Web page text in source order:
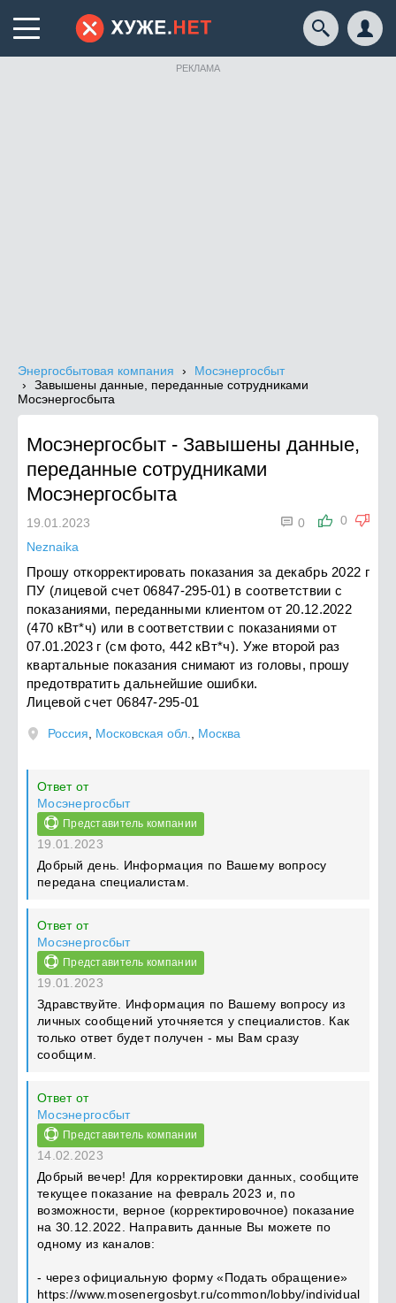
РЕКЛАМА
Энергосбытовая компания
Мосэнергосбыт
Завышены данные, переданные сотрудниками
Мосэнергосбыта
Мосэнергосбыт - Завышены данные,
переданные сотрудниками
Мосэнергосбыта
0
 0
19.01.2023
Neznaika
Прошу откорректировать показания за декабрь 2022 г
ПУ (лицевой счет 06847-295-01) в соответствии с
показаниями, переданными клиентом от 20.12.2022
(470 кВт*ч) или в соответствии с показаниями от
07.01.2023 г (см фото, 442 кВт*ч). Уже второй раз
квартальные показания снимают из головы, прошу
предотвратить дальнейшие ошибки.
Лицевой счет 06847-295-01
Россия Московская обл. Москва
Ответ от
Мосэнергосбыт
Представитель компании
19.01.2023
Добрый день. Информация по Вашему вопросу
передана специалистам.
Ответ от
Мосэнергосбыт
Представитель компании
19.01.2023
Здравствуйте. Информация по Вашему вопросу из
личных сообщений уточняется у специалистов. Как
только ответ будет получен - мы Вам сразу
сообщим.
Ответ от
Мосэнергосбыт
Представитель компании
14.02.2023
Добрый вечер! Для корректировки данных, сообщите
текущее показание на февраль 2023 и, по
возможности, верное (корректировочное) показание
на 30.12.2022. Направить данные Вы можете по
одному из каналов:
- через официальную форму «Подать обращение»
https://www.mosenergosbyt.ru/common/lobby/individual